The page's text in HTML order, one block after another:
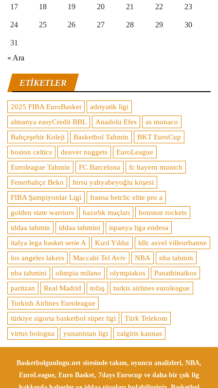
17 18 19 20 21 22 23
24 25 26 27 28 29 30
31
« Ara
ETIKETLER
2025 FIBA EuroBasket
adriyatik ligi
almanya easyCredit BBL
Anadolu Efes
as monaco
Bahçeşehir Koleji
Basketbol Tahmin
BKT EuroCup
boston celtics
denver nuggets
EuroLeague
Euroleague Tahmin
FC Barcelona
fc bayern munich
Fenerbahçe Beko
fersu yahyabeyoğlu köşesi
FIBA Şampiyonlar Ligi
fransa betclic elite pro a
golden state warriors
hazırlık maçları
houston rockets
iddaa tahmin
iddaa tahmini
ispanya liga endesa
italya lega basket serie A
Kızıl Yıldız
ldlc asvel villeurbanne
los angeles lakers
Maccabi Tel Aviv NBA
nba tahmin
nba tahmini
olimpia milano olympiakos
Panathinaikos
partizan
Real Madrid tofaş
turkis airlines euroleague
Turkish Airlines Euroleague
türkiye sigorta basketbol süper ligi
Türk Telekom
virtus bologna
yunanistan ligi zalgiris kaunas
Basketbolgunlugu.net sitesinde takım, oyuncu analizleri, NBA,
EuroLeague, Euro Basket, 7days Eurocup ve daha bir çok lig